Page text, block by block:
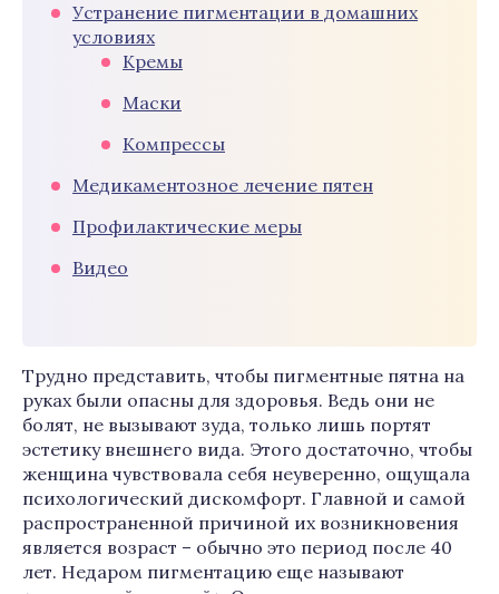
Устранение пигментации в домашних
условиях
Кремы
Маски
Компрессы
Медикаментозное лечение пятен
Профилактические меры
Видео
Трудно представить, чтобы пигментные пятна на
руках были опасны для здоровья. Ведь они не
болят, не вызывают зуда, только лишь портят
эстетику внешнего вида. Этого достаточно, чтобы
женщина чувствовала себя неуверенно, ощущала
психологический дискомфорт. Главной и самой
распространенной причиной их возникновения
является возраст – обычно это период после 40
лет. Недаром пигментацию еще называют